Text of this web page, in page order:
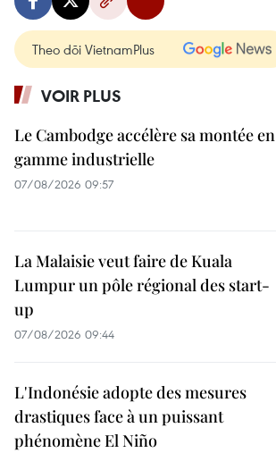
Theo dõi VietnamPlus
VOIR PLUS
Le Cambodge accélère sa montée en
gamme industrielle
07/08/2026 09:57
La Malaisie veut faire de Kuala
Lumpur un pôle régional des start-
up
07/08/2026 09:44
L'Indonésie adopte des mesures
drastiques face à un puissant
phénomène El Niño